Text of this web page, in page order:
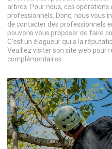
arbres. Pour nous, ces
professionnels. Donc, nous vous
de contacter des professionnels
pouvons vous proposer de faire
C'est un élagueur qui a la
Veuillez visiter son site web pour
complémentaires.